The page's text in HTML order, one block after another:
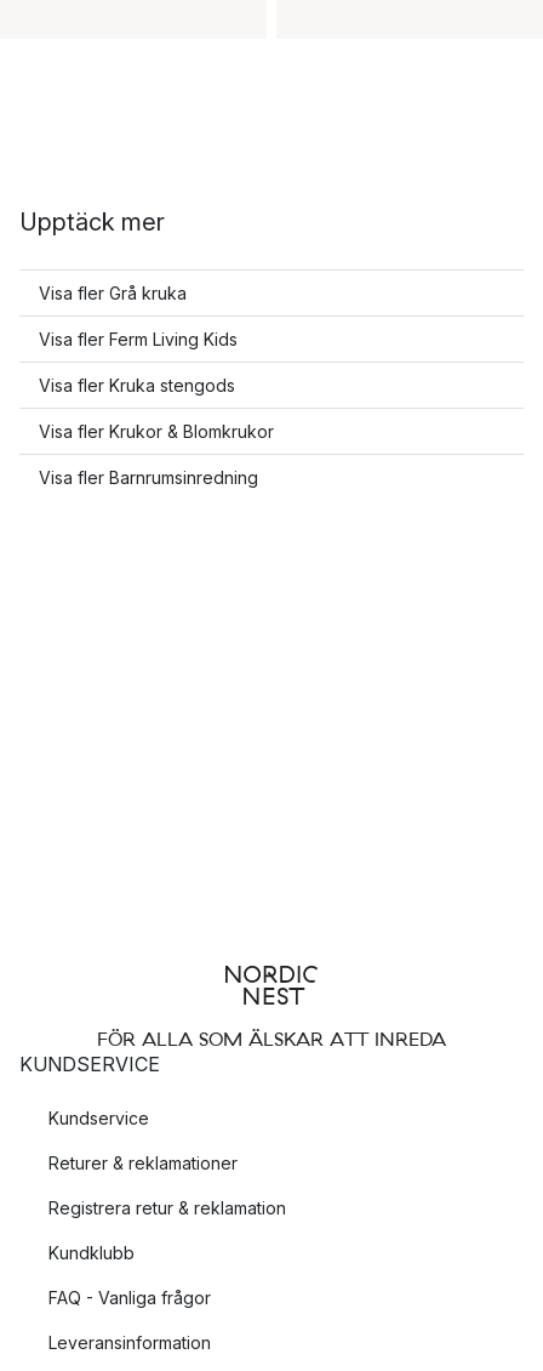
Upptäck mer
Visa fler Grå kruka
Visa fler Ferm Living Kids
Visa fler Kruka stengods
Visa fler Krukor & Blomkrukor
Visa fler Barnrumsinredning
FÖR ALLA SOM ÄLSKAR ATT INREDA
KUNDSERVICE
Kundservice
Returer & reklamationer
Registrera retur & reklamation
Kundklubb
FAQ - Vanliga frågor
Leveransinformation